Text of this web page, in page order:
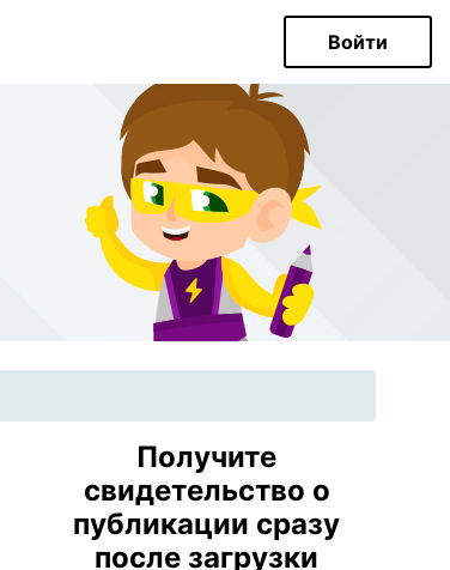
Войти
Получите
свидетельство о
публикации сразу
после загрузки